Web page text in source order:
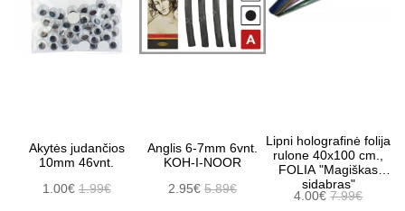
Akytės judančios
10mm 46vnt.
1.00€1.99€
Anglis 6-7mm 6vnt.
KOH-I-NOOR
2.95€ 5.89€
Lipni holografinė folija
rulone 40x100 cm.,
FOLIA "Magiškas
sidabras"
4.00€7.99€